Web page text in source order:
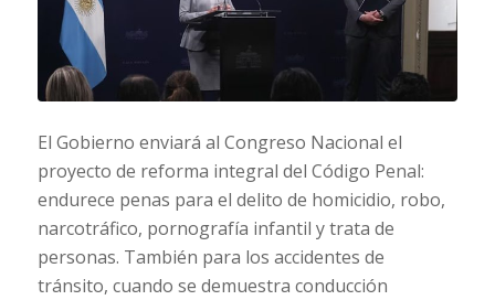
El Gobierno enviará al Congreso Nacional el
proyecto de reforma integral del Código Penal:
endurece penas para el delito de homicidio, robo,
narcotráfico, pornografía infantil y trata de
personas. También para los accidentes de
tránsito, cuando se demuestra conducción